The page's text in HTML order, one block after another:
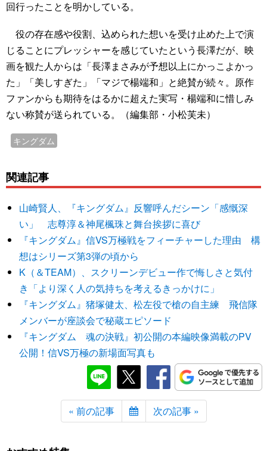
回行ったことを明かしている。
役の存在感や役割、込められた想いを受け止めた上で演
じることにプレッシャーを感じていたという長澤だが、映
画を観た人からは「長澤まさみが予想以上にかっこよかっ
た」「美しすぎた」「マジで楊端和」と絶賛が続々。原作
ファンからも期待をはるかに超えた実写・楊端和に惜しみ
ない称賛が送られている。（編集部・小松芙未）
キングダム
関連記事
山崎賢人、『キングダム』反響呼んだシーン「感慨深
い」 志尊淳＆神尾楓珠と舞台挨拶に喜び
『キングダム』信VS万極戦をフィーチャーした理由 構
想はシリーズ第3弾の頃から
K（＆TEAM）、スクリーンデビュー作で悔しさと気付
き「より深く人の気持ちを考えるきっかけに」
『キングダム』猪塚健太、松左役で槍の自主練 飛信隊
メンバーが座談会で秘蔵エピソード
『キングダム 魂の決戦』初公開の本編映像満載のPV
公開！信VS万極の新場面写真も
« 前の記事 次の記事 »